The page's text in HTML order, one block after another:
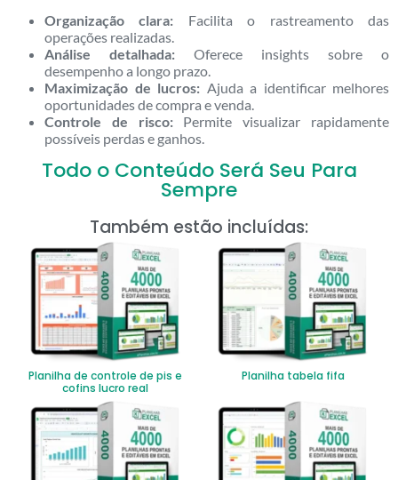
Organização clara: Facilita o rastreamento das
operações realizadas.
Análise detalhada: Oferece insights sobre o
desempenho a longo prazo.
Maximização de lucros: Ajuda a identificar melhores
oportunidades de compra e venda.
Controle de risco:Permite visualizar rapidamente
possíveis perdas e ganhos.
Todo o Conteúdo Será Seu Para
Sempre
Também estão incluídas:
Planilha de controle de pis e
cofins lucro real
Planilha tabela fifa